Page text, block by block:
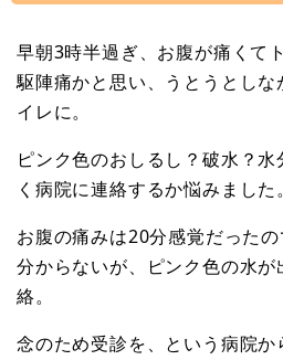
早朝3時半過ぎ、お腹が痛くて
駆陣痛かと思い、うとうとしな
イレに。
ピンク色のおしるし？破水？
く病院に連絡するか悩みました。
お腹の痛みは20分感覚だった
分からないが、ピンク色の水
絡。
念のため受診を、という病院か